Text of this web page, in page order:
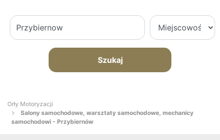
Szukaj
Orły Motoryzacji
Salony samochodowe, warsztaty samochodowe, mechanicy
samochodowi - Przybiernów